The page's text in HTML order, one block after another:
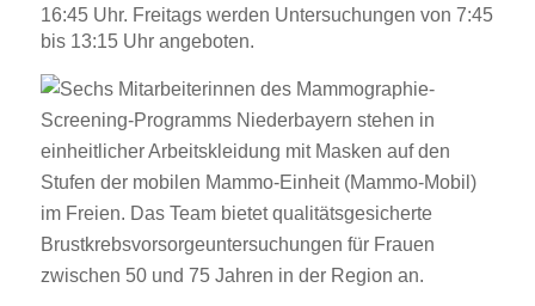
16:45 Uhr. Freitags werden Untersuchungen von 7:45
bis 13:15 Uhr angeboten.